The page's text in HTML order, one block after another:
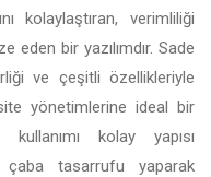
kolaylaştıran, verimliliği
eden bir yazılımdır. Sade
ve çeşitli özellikleriyle
yönetimlerine ideal bir
kolay yapısı
tasarrufu yaparak